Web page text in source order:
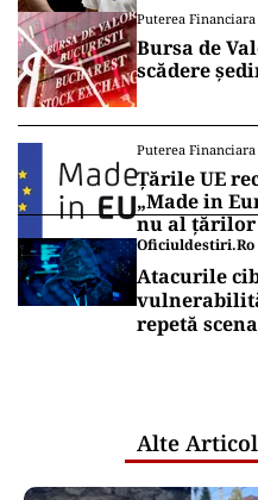
Puterea Financiara
Bursa de
scădere
Puterea Financiara
Țările UE
„Made in
nu al țărilor
Oficiuldestiri.ro
Atacurile
repetă
Alte